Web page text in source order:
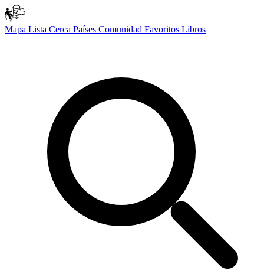
Mapa Lista Cerca Países Comunidad Favoritos Libros